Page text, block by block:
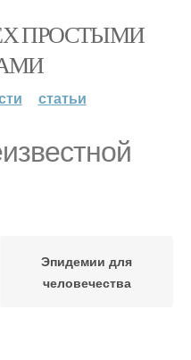
ПРОСТЫМИ
статьи
Эпидемии для
человечества